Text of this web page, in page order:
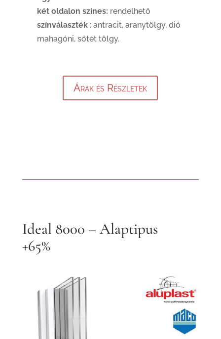
két oldalon színes: rendelhető
színválaszték: antracit, aranytölgy, dió
mahagóni, sötét tölgy.
Árak és Részletek
Ideal 8000 – Alaptipus
+65%